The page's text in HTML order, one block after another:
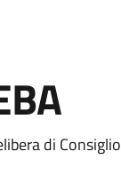
di Consiglio